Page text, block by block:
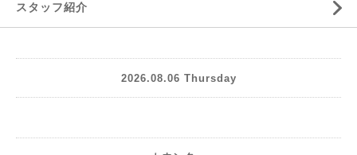
スタッフ紹介
2026.08.06 Thursday